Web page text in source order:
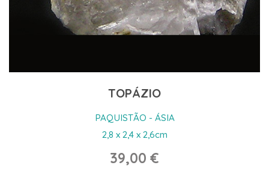
TOPÁZIO
PAQUISTÃO - ÁSIA
2,8 x 2,4 x 2,6cm
39,00 €